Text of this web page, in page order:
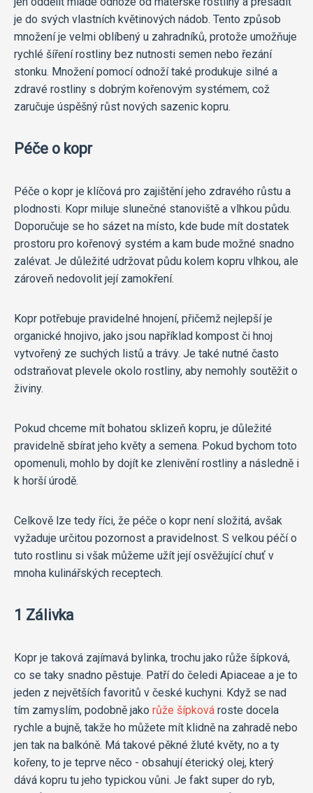
je do svých vlastních květinových nádob. Tento způsob
množení je velmi oblíbený u zahradníků, protože umožňuje
rychlé šíření rostliny bez nutnosti semen nebo řezání
stonku. Množení pomocí odnoží také produkuje silné a
zdravé rostliny s dobrým kořenovým systémem, což
zaručuje úspěšný růst nových sazenic kopru.
Péče o kopr
Péče o kopr je klíčová pro zajištění jeho zdravého růstu a
plodnosti. Kopr miluje slunečné stanoviště a vlhkou půdu.
Doporučuje se ho sázet na místo, kde bude mít dostatek
prostoru pro kořenový systém a kam bude možné snadno
zalévat. Je důležité udržovat půdu kolem kopru vlhkou, ale
zároveň nedovolit její zamokření.
Kopr potřebuje pravidelné hnojení, přičemž nejlepší je
organické hnojivo, jako jsou například kompost či hnoj
vytvořený ze suchých listů a trávy. Je také nutné často
odstraňovat plevele okolo rostliny, aby nemohly soutěžit o
živiny.
Pokud chceme mít bohatou sklizeň kopru, je důležité
pravidelně sbírat jeho květy a semena. Pokud bychom toto
opomenuli, mohlo by dojít ke zlenivění rostliny a následně i
k horší úrodě.
Celkově lze tedy říci, že péče o kopr není složitá, avšak
vyžaduje určitou pozornost a pravidelnost. S velkou péčí o
tuto rostlinu si však můžeme užít její osvěžující chuť v
mnoha kulinářských receptech.
1 Zálivka
Kopr je taková zajímavá bylinka, trochu jako růže šípková,
co se taky snadno pěstuje. Patří do čeledi Apiaceae a je to
jeden z největších favoritů v české kuchyni. Když se nad
tím zamyslím, podobně jako růže šípková roste docela
rychle a bujně, takže ho můžete mít klidně na zahradě nebo
jen tak na balkóně. Má takové pěkné žluté květy, no a ty
kořeny, to je teprve něco - obsahují éterický olej, který
dává kopru tu jeho typickou vůni. Je fakt super do ryb,